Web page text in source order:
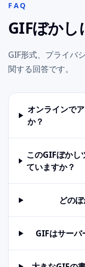
FAQ
GIFぼかし
GIF形式、プライバ
関する回答です。
オンラインで
か？
このGIFぼかし
ていますか？
どの
GIFはサーバ